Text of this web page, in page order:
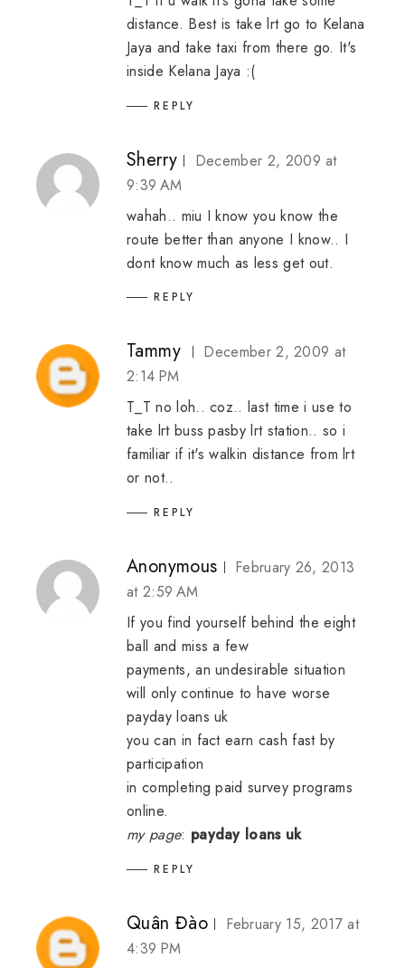
distance. Best is take lrt go to Kelana
Jaya and take taxi from there go. It's
inside Kelana Jaya :(
REPLY
Sherry
December 2, 2009 at
9:39 AM
wahah.. miu I know you know the
route better than anyone I know.. I
dont know much as less get out.
REPLY
Tammy
December 2, 2009 at
2:14 PM
T_T no loh.. coz.. last time i use to
take lrt buss pasby lrt station.. so i
familiar if it's walkin distance from lrt
or not..
REPLY
Anonymous
February 26, 2013
at 2:59 AM
If you find yourself behind the eight
ball and miss a few
payments, an undesirable situation
will only continue to have worse
payday loans uk
you can in fact earn cash fast by
participation
in completing paid survey programs
online.
my page: payday loans uk
REPLY
Quân Đào
February 15, 2017 at
4:39 PM